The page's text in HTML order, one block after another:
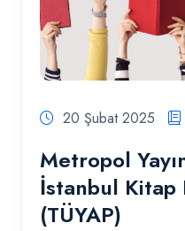
20 Şubat 2025
Metropol
İstanbul Kitap
(TÜYAP)